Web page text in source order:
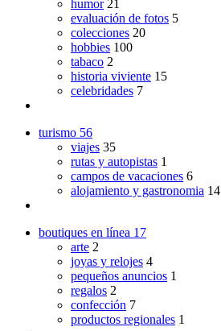
humor 21
evaluación de fotos 5
colecciones 20
hobbies 100
tabaco 2
historia viviente 15
celebridades 7
turismo 56
viajes 35
rutas y autopistas 1
campos de vacaciones 6
alojamiento y gastronomia 14
boutiques en línea 17
arte 2
joyas y relojes 4
pequeños anuncios 1
regalos 2
confección 7
productos regionales 1